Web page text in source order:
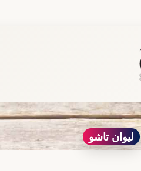
لیوان تاشو